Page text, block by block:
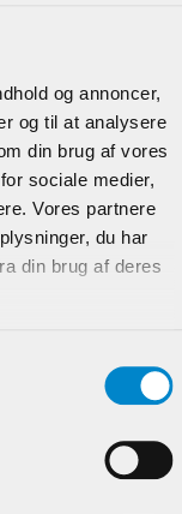
og annoncer,
og til at analysere
din brug af vores
sociale medier,
Vores partnere
du har
din brug af deres
98,95 DKK/STK
28 mm Teak -